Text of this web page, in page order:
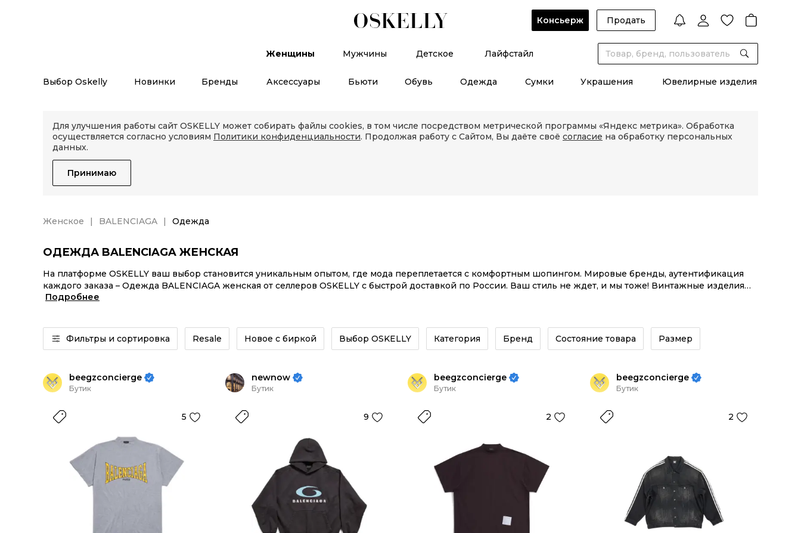
Консьерж Продать
Женщины Мужчины Детское Лайфстайл
Выбор Oskelly Новинки Бренды Аксессуары Бьюти Обувь Одежда Сумки Украшения Ювелирные изделия
Для улучшения работы сайт OSKELLY может собирать файлы cookies, в том числе посредством метрической программы «Яндекс метрика». Обработка
осуществляется согласно условиям Политики конфиденциальности. Продолжая работу с Сайтом, Вы даёте своё согласие на обработку персональных
данных.
Принимаю
Женское BALENCIAGA Одежда
ОДЕЖДА BALENCIAGA ЖЕНСКАЯ
На платформе OSKELLY ваш выбор становится уникальным опытом, где мода переплетается с комфортным шопингом. Мировые бренды, аутентификация
каждого заказа – Одежда BALENCIAGA женская от селлеров OSKELLY с быстрой доставкой по России. Ваш стиль не ждет, и мы тоже! Винтажные изделия
или Одежда BALENCIAGA женская из новых коллекций – заказывайте на сайте или в приложении OSKELLY с целой экосистемой инструментов.
Подробнее
Фильтры и сортировка Resale Новое с биркой Выбор OSKELLY Категория Бренд Состояние товара Размер
beegzconcierge
Бутик
5
newnow
Бутик
9
beegzconcierge
Бутик
2
beegzconcierge
Бутик
2